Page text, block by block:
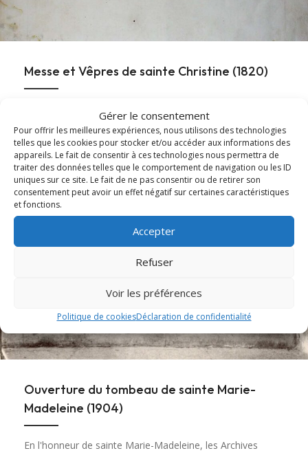
Gérer le consentement
Pour offrir les meilleures expériences, nous utilisons des technologies
telles que les cookies pour stocker et/ou accéder aux informations des
appareils. Le fait de consentir à ces technologies nous permettra de
traiter des données telles que le comportement de navigation ou les ID
uniques sur ce site. Le fait de ne pas consentir ou de retirer son
consentement peut avoir un effet négatif sur certaines caractéristiques
et fonctions.
Accepter
Refuser
Voir les préférences
Politique de cookiesDéclaration de confidentialité
Messe et Vêpres de sainte Christine (1820)
mettent en ligne l'office ancien de sainte...
Lire cet articleabout Messe et Vêpres de sainte Christine
Ouverture du tombeau de sainte Marie-
Madeleine (1904)
En l'honneur de sainte Marie-Madeleine, les Archives